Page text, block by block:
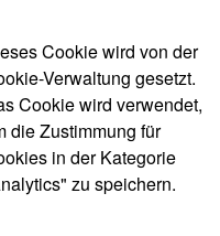
Cookie wird von der
Verwaltung gesetzt.
Cookie wird verwendet,
die Zustimmung für
in der Kategorie
zu speichern.